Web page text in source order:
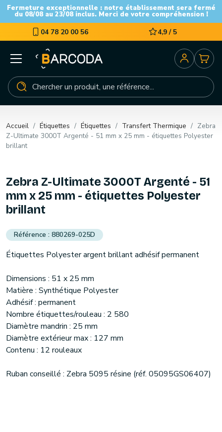
Fermeture exceptionnelle : notre établissement sera fermé
du 08/08 au 23/08 inclus. Merci de votre compréhension !
04 78 20 00 56 4,9 / 5
Accueil Étiquettes Étiquettes Transfert Thermique
Zebra
Z-Ultimate 3000T Argenté - 51 mm x 25 mm - étiquettes Polyester
brillant
Zebra Z-Ultimate 3000T Argenté - 51
mm x 25 mm - étiquettes Polyester
brillant
880269-025D
Étiquettes Polyester argent brillant adhésif permanent
Dimensions : 51 x 25 mm
Matière : Synthétique Polyester
Adhésif : permanent
Nombre étiquettes/rouleau : 2 580
Diamètre mandrin : 25 mm
Diamètre extérieur max : 127 mm
Contenu : 12 rouleaux
Ruban conseillé : Zebra 5095 résine (réf. 05095GS06407)